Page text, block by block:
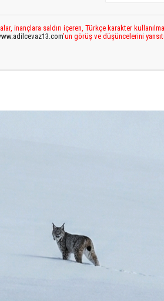
inançlara saldırı içeren, Türkçe karakter
’un görüş ve düşüncelerini